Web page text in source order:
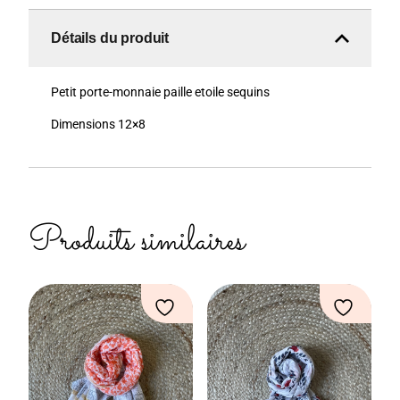
Détails du produit
Petit porte-monnaie paille etoile sequins
Dimensions 12×8
Produits similaires